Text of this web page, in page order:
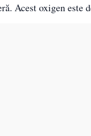
Acest oxigen este